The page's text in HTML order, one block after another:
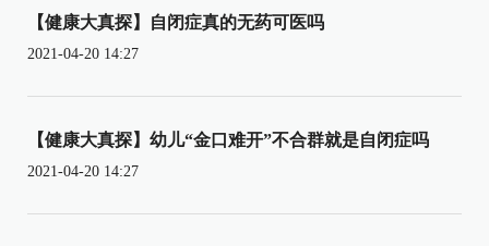
【健康大真探】自闭症真的无药可医吗
2021-04-20 14:27
【健康大真探】幼儿“金口难开”不合群就是自闭症吗
2021-04-20 14:27